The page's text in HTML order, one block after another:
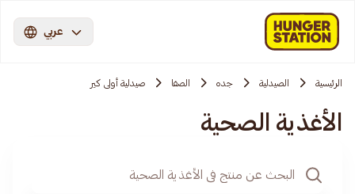
عربي
الرئيسية الصيدلية جده الصفا صيدلية أولى كير
الأغذية الصحية